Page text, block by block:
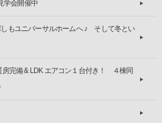
会開催中
しもユニバーサルホームへ ♪ そして冬とい
房完備 & LDK エアコン１台付き！ ４棟同